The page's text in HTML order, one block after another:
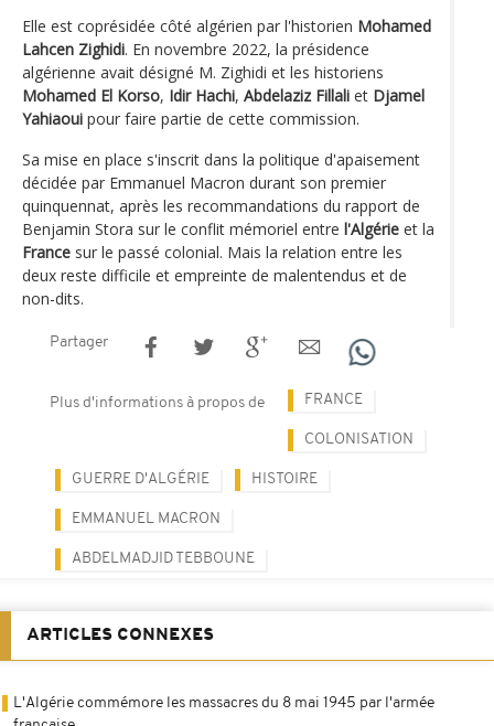
Elle est coprésidée côté algérien par l'historien Mohamed
Lahcen Zighidi. En novembre 2022, la présidence
algérienne avait désigné M. Zighidi et les historiens
Mohamed El Korso, Idir Hachi, Abdelaziz Fillali et Djamel
Yahiaoui pour faire partie de cette commission.
Sa mise en place s'inscrit dans la politique d'apaisement
décidée par Emmanuel Macron durant son premier
quinquennat, après les recommandations du rapport de
Benjamin Stora sur le conflit mémoriel entre l'Algérie et la
France sur le passé colonial. Mais la relation entre les
deux reste difficile et empreinte de malentendus et de
non-dits.
Partager
Plus d'informations à propos de FRANCE
COLONISATION
GUERRE D'ALGÉRIE HISTOIRE
EMMANUEL MACRON
ABDELMADJID TEBBOUNE
ARTICLES CONNEXES
L'Algérie commémore les massacres du 8 mai 1945 par l'armée